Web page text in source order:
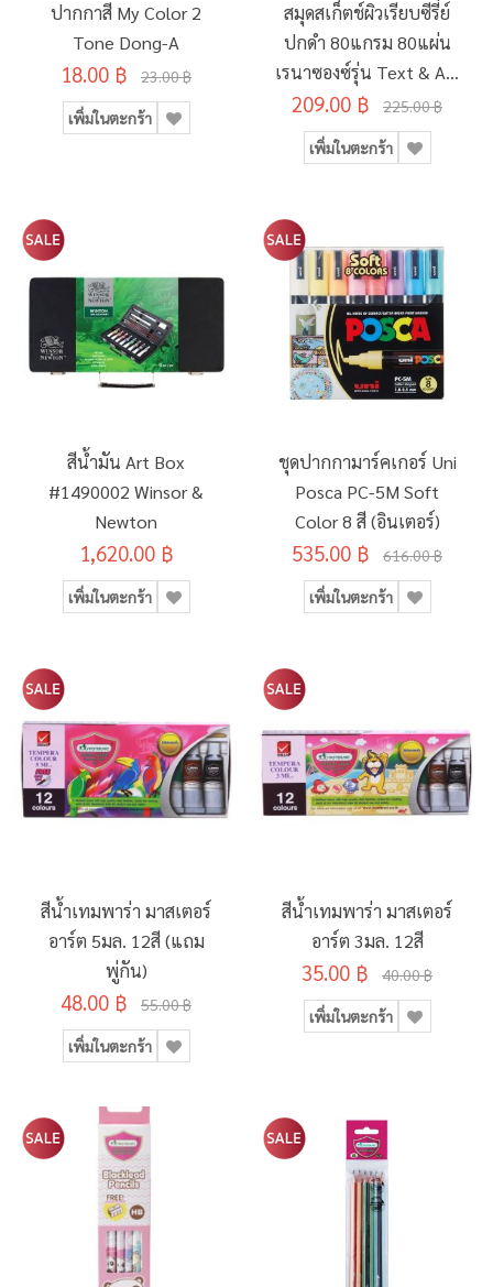
ปากกาสี My Color 2
Tone Dong-A
18.00 ฿ 23.00 ฿
เพิ่มในตะกร้า
สมุดสเก็ตช์ผิวเรียบซีรี่ย์
ปกดำ 80แกรม 80แผ่น
เรนาซองซ์รุ่น Text & Art
H-001 A5
209.00 ฿ 225.00 ฿
เพิ่มในตะกร้า
สีน้ำมัน Art Box
#1490002 Winsor &
Newton
1,620.00 ฿
เพิ่มในตะกร้า
ชุดปากกามาร์คเกอร์ Uni
Posca PC-5M Soft
Color 8 สี (อินเตอร์)
535.00 ฿ 616.00 ฿
เพิ่มในตะกร้า
สีน้ำเทมพาร่า มาสเตอร์
อาร์ต 5มล. 12สี (แถม
พู่กัน)
48.00 ฿ 55.00 ฿
เพิ่มในตะกร้า
สีน้ำเทมพาร่า มาสเตอร์
อาร์ต 3มล. 12สี
35.00 ฿ 40.00 ฿
เพิ่มในตะกร้า